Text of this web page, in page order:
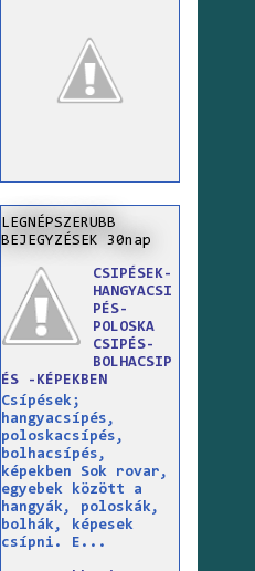
LEGNÉPSZERUBB
BEJEGYZÉSEK 30nap
CSIPÉSEK-
HANGYACSI
PÉS-
POLOSKA
CSIPÉS-
BOLHACSIP
ÉS -KÉPEKBEN
Csípések;
hangyacsípés,
poloskacsípés,
bolhacsípés,
képekben Sok rovar,
egyebek között a
hangyák, poloskák,
bolhák, képesek
csípni. E...